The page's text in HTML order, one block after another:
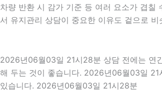
차량 반환 시 감가 기준 등 여러 요소가 겹칠
서 유지관리 상담이 중요한 이유도 겉으로
2026년06월03일 21시28분 상담 전에는 연
해 두는 것이 좋습니다. 2026년06월03일 21
있습니다. 2026년06월03일 21시28분